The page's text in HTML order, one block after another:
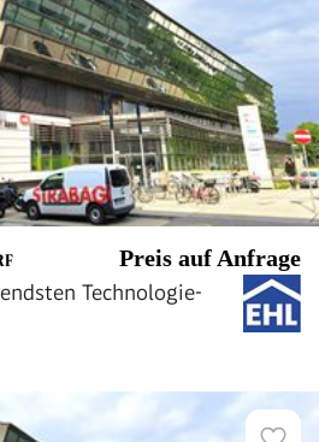
Preis auf Anfrage
Technologie-